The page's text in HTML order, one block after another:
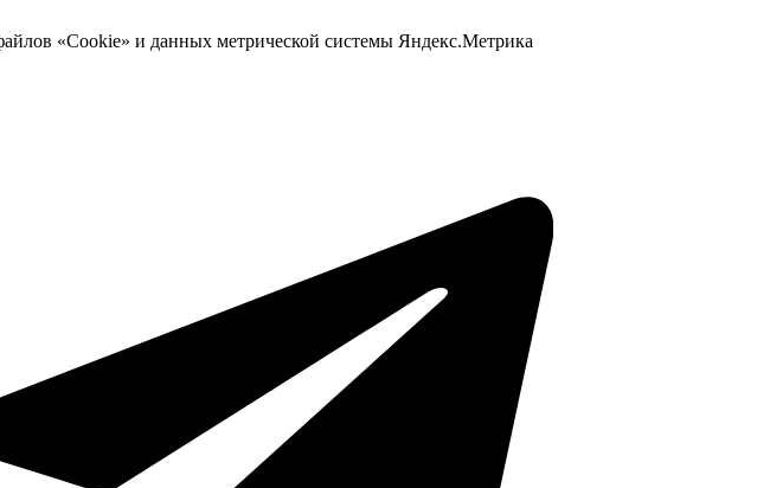
«Cookie» и данных метрической системы Яндекс.Метрика